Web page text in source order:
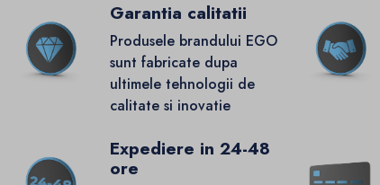
Garantia calitatii
Produsele brandului EGO
sunt fabricate dupa
ultimele tehnologii de
calitate si inovatie
Expediere in 24-48
ore